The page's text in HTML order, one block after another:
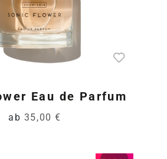
Eau de Parfum
ab 35,00 €